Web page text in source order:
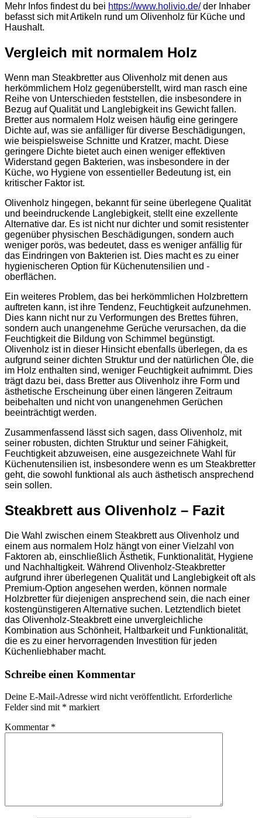
Mehr Infos findest du bei https://www.holivio.de/der Inhaber
befasst sich mit Artikeln rund um Olivenholz für Küche und
Haushalt.
Vergleich mit normalem Holz
Wenn man Steakbretter aus Olivenholz mit denen aus
herkömmlichem Holz gegenüberstellt, wird man rasch eine
Reihe von Unterschieden feststellen, die insbesondere in
Bezug auf Qualität und Langlebigkeit ins Gewicht fallen.
Bretter aus normalem Holz weisen häufig eine geringere
Dichte auf, was sie anfälliger für diverse Beschädigungen,
wie beispielsweise Schnitte und Kratzer, macht. Diese
geringere Dichte bietet auch einen weniger effektiven
Widerstand gegen Bakterien, was insbesondere in der
Küche, wo Hygiene von essentieller Bedeutung ist, ein
kritischer Faktor ist.
Olivenholz hingegen, bekannt für seine überlegene Qualität
und beeindruckende Langlebigkeit, stellt eine exzellente
Alternative dar. Es ist nicht nur dichter und somit resistenter
gegenüber physischen Beschädigungen, sondern auch
weniger porös, was bedeutet, dass es weniger anfällig für
das Eindringen von Bakterien ist. Dies macht es zu einer
hygienischeren Option für Küchenutensilien und -
oberflächen.
Ein weiteres Problem, das bei herkömmlichen Holzbrettern
auftreten kann, ist ihre Tendenz, Feuchtigkeit aufzunehmen.
Dies kann nicht nur zu Verformungen des Brettes führen,
sondern auch unangenehme Gerüche verursachen, da die
Feuchtigkeit die Bildung von Schimmel begünstigt.
Olivenholz ist in dieser Hinsicht ebenfalls überlegen, da es
aufgrund seiner dichten Struktur und der natürlichen Öle, die
im Holz enthalten sind, weniger Feuchtigkeit aufnimmt. Dies
trägt dazu bei, dass Bretter aus Olivenholz ihre Form und
ästhetische Erscheinung über einen längeren Zeitraum
beibehalten und nicht von unangenehmen Gerüchen
beeinträchtigt werden.
Zusammenfassend lässt sich sagen, dass Olivenholz, mit
seiner robusten, dichten Struktur und seiner Fähigkeit,
Feuchtigkeit abzuweisen, eine ausgezeichnete Wahl für
Küchenutensilien ist, insbesondere wenn es um Steakbretter
geht, die sowohl funktional als auch ästhetisch ansprechend
sein sollen.
Steakbrett aus Olivenholz – Fazit
Die Wahl zwischen einem Steakbrett aus Olivenholz und
einem aus normalem Holz hängt von einer Vielzahl von
Faktoren ab, einschließlich Ästhetik, Funktionalität, Hygiene
und Nachhaltigkeit. Während Olivenholz-Steakbretter
aufgrund ihrer überlegenen Qualität und Langlebigkeit oft als
Premium-Option angesehen werden, können normale
Holzbretter für diejenigen ansprechend sein, die nach einer
kostengünstigeren Alternative suchen. Letztendlich bietet
das Olivenholz-Steakbrett eine unvergleichliche
Kombination aus Schönheit, Haltbarkeit und Funktionalität,
die es zu einer hervorragenden Investition für jeden
Küchenliebhaber macht.
Schreibe einen Kommentar
Deine E-Mail-Adresse wird nicht veröffentlicht. Erforderliche
Felder sind mit * markiert
Kommentar *